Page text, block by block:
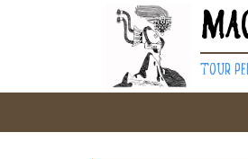
Tour